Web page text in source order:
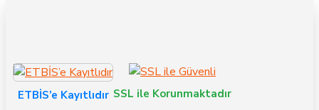
ETBİS’e Kayıtlıdır SSL ile Korunmaktadır